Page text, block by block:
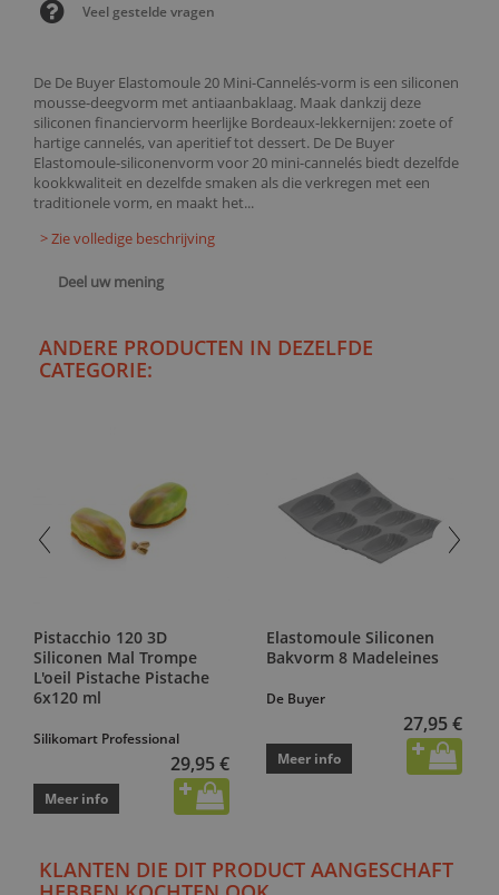
De De Buyer Elastomoule 20 Mini-Cannelés-vorm is een siliconen
mousse-deegvorm met antiaanbaklaag. Maak dankzij deze
siliconen financiervorm heerlijke Bordeaux-lekkernijen: zoete of
hartige cannelés, van aperitief tot dessert. De De Buyer
Elastomoule-siliconenvorm voor 20 mini-cannelés biedt dezelfde
kookkwaliteit en dezelfde smaken als die verkregen met een
traditionele vorm, en maakt het...
> Zie volledige beschrijving
Deel uw mening
Veel gestelde vragen
ANDERE PRODUCTEN IN DEZELFDE
CATEGORIE:
Pistacchio 120 3D
Siliconen Mal Trompe
L'oeil Pistache Pistache
6x120 ml
Silikomart Professional
29,95 €
Meer info
Elastomoule Siliconen
Bakvorm 8 Madeleines
De Buyer
27,95 €
Meer info
KLANTEN DIE DIT PRODUCT AANGESCHAFT